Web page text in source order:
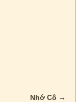
Nhớ Cô →